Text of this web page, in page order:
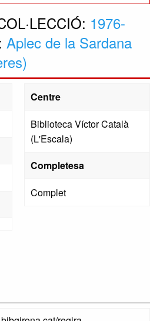
1976-
Aplec de la Sardana
Centre
Biblioteca Víctor Català
(L'Escala)
Completesa
Complet